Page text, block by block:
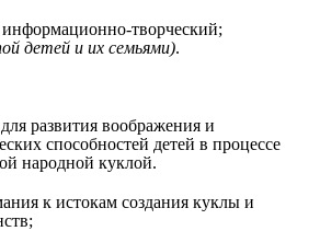
информационно-творческий;
детей и их семьями).
развития воображения и
способностей детей в процессе
народной куклой.
к истокам создания куклы и